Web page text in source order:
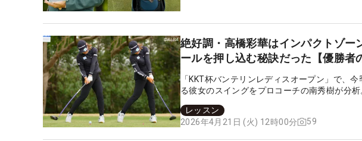
絶好調・高橋彩華はインパクトゾー
ールを押し込む秘訣だった【優勝者
「KKT杯バンテリンレディスオープン」で、
る彼女のスイングをプロコーチの南秀樹が分
レッスン
2026年4月21日 (火) 12時00分
59